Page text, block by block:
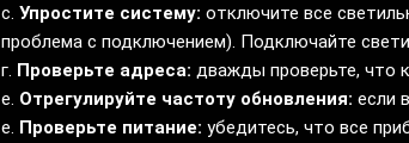
c. Упростите систему: отключите все
проблема с подключением). Подключайте
г. Проверьте адреса: дважды проверьте, что
е. Отрегулируйте частоту обновления: если
е. Проверьте питание: убедитесь, что все